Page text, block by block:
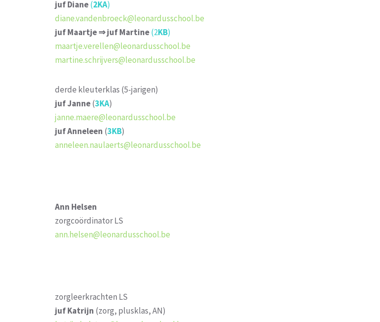
jufDiane(2KA)
diane.vandenbroeck@leonardusschool.be
juf Maartje⇒ juf Martine(2KB)
maartje.verellen@leonardusschool.be
martine.schrijvers@leonardusschool.be
derde kleuterklas (5-jarigen)
jufJanne(3KA)
janne.maere@leonardusschool.be
juf Anneleen (3KB)
anneleen.naulaerts@leonardusschool.be
Ann Helsen
zorgcoördinator LS
ann.helsen@leonardusschool.be
zorgleerkrachten LS
jufKatrijn (zorg, plusklas, AN)